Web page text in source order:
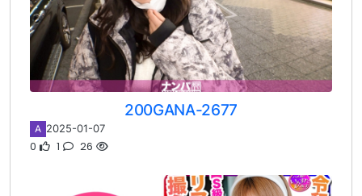
200GANA-2677
A 2025-01-07
0 1 26